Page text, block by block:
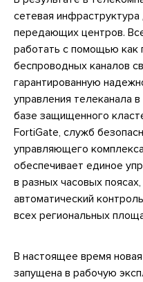
сетевая
передающих центров.
работать с помощью как
беспроводных каналов
гарантированную
управления телеканала
базе защищенного
FortiGate, служб
управляющего
обеспечивает единое
в разных часовых
автоматический
всех региональных
В настоящее время
запущена в рабочую